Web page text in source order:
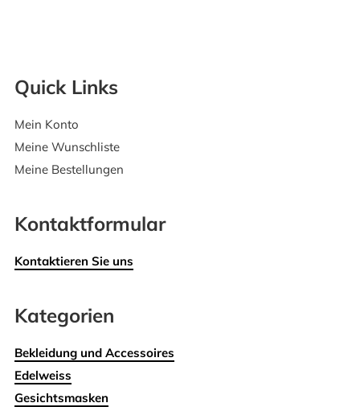
Quick Links
Mein Konto
Meine Wunschliste
Meine Bestellungen
Kontaktformular
Kontaktieren Sie uns
Kategorien
Bekleidung und Accessoires
Edelweiss
Gesichtsmasken